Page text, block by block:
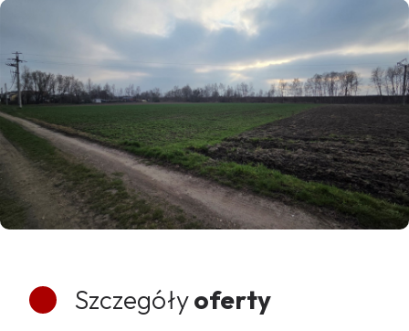
Szczegółyoferty